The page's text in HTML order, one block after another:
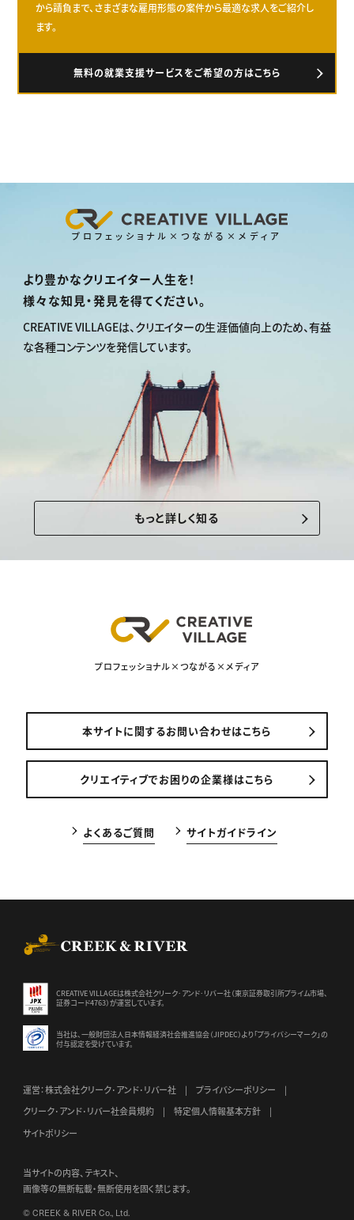
から請負まで、さまざまな雇用形態の案件から最適な求人をご紹介し
ます。
無料の就業支援サービスをご希望の方はこちら
プロフェッショナル×つながる×メディア
より豊かなクリエイター人生を！
様々な知見・発見を得てください。
CREATIVE VILLAGEは、 クリエイターの生涯価値向上のため、有益
な各種コンテンツを発信しています。
もっと詳しく知る
プロフェッショナル×つながる×メディア
本サイトに関するお問い合わせはこちら
クリエイティブでお困りの企業様はこちら
よくあるご質問 サイトガイドライン
CREATIVE VILLAGEは株式会社クリーク･アンド･リバー社（東京証券取引所プライム市場、
証券コード4763）が運営しています。
当社は、一般財団法人日本情報経済社会推進協会（JIPDEC）より 「プライバシーマーク」の
付与認定を受けています。
運営：株式会社クリーク･アンド･リバー社
プライバシーポリシー
クリーク･アンド･リバー社会員規約
特定個人情報基本方針
サイトポリシー
当サイトの内容、テキスト、
画像等の無断転載・無断使用を固く禁じます。
© CREEK & RIVER Co., Ltd.